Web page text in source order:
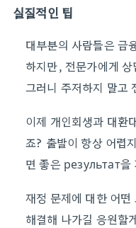
실질적인 팁
대부분의 사람들은 금
하지만, 전문가에게
그러니 주저하지 말고
이제 개인회생과 대환
죠? 출발이 항상 어렵
면 좋은 результат을
재정 문제에 대한 어
해결해 나가길 응원할